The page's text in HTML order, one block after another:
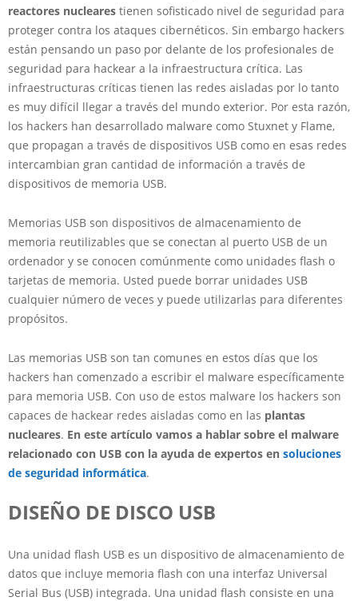
reactores nucleares tienen sofisticado nivel de seguridad para
proteger contra los ataques cibernéticos. Sin embargo hackers
están pensando un paso por delante de los profesionales de
seguridad para hackear a la infraestructura crítica. Las
infraestructuras críticas tienen las redes aisladas por lo tanto
es muy difícil llegar a través del mundo exterior. Por esta razón,
los hackers han desarrollado malware como Stuxnet y Flame,
que propagan a través de dispositivos USB como en esas redes
intercambian gran cantidad de información a través de
dispositivos de memoria USB.
Memorias USB son dispositivos de almacenamiento de
memoria reutilizables que se conectan al puerto USB de un
ordenador y se conocen comúnmente como unidades flash o
tarjetas de memoria. Usted puede borrar unidades USB
cualquier número de veces y puede utilizarlas para diferentes
propósitos.
Las memorias USB son tan comunes en estos días que los
hackers han comenzado a escribir el malware específicamente
para memoria USB. Con uso de estos malware los hackers son
capaces de hackear redes aisladas como en las plantas
nucleares. En este artículo vamos a hablar sobre el malware
relacionado con USB con la ayuda de expertos en soluciones
de seguridad informática.
DISEÑO DE DISCO USB
Una unidad flash USB es un dispositivo de almacenamiento de
datos que incluye memoria flash con una interfaz Universal
Serial Bus (USB) integrada. Una unidad flash consiste en una